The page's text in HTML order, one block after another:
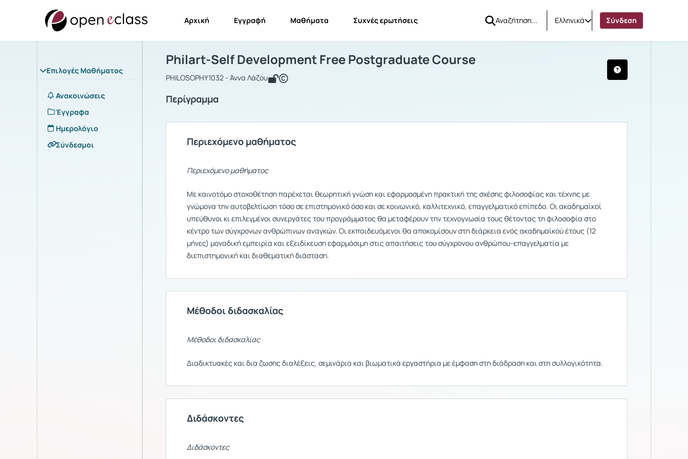
Αρχική Εγγραφή Μαθήματα Συχνές ερωτήσεις Ελληνικά Σύνδεση
Επιλογές Μαθήματος
Ανακοινώσεις
Έγγραφα
Ημερολόγιο
Σύνδεσμοι
Περίγραμμα
Μάθημα : Philart-Self Development Free Postgraduate Course
Philart-Self Development Free Postgraduate Course
PHILOSOPHY1032 - Άννα Λάζου
Περίγραμμα
Περιεχόμενο μαθήματος
Περιεχόμενο μαθήματος
Με καινοτόμο στοχοθέτηση παρέχεται θεωρητική γνώση και εφαρμοσμένη πρακτική της σχέσης φιλοσοφίας και τέχνης με
γνώμονα την αυτοβελτίωση τόσο σε επιστημονικό όσο και σε κοινωνικό, καλλιτεχνικό, επαγγελματικό επίπεδο. Οι ακαδημαϊκοί
υπεύθυνοι κι επιλεγμένοι συνεργάτες του προγράμματος θα μεταφέρουν την τεχνογνωσία τους θέτοντας τη φιλοσοφία στο
κέντρο των σύγχρονων ανθρώπινων αναγκών. Οι εκπαιδευόμενοι θα αποκομίσουν στη διάρκεια ενός ακαδημαϊκού έτους (12
μήνες) μοναδική εμπειρία και εξειδίκευση εφαρμόσιμη στις απαιτήσεις του σύγχρονου ανθρώπου-επαγγελματία με
διεπιστημονική και διαθεματική διάσταση.
Μέθοδοι διδασκαλίας
Μέθοδοι διδασκαλίας
Διαδικτυακές και δια ζωσης διαλέξεις, σεμινάρια και βιωματικά εργαστήρια με έμφαση στη διάδραση και στη συλλογικότητα.
Διδάσκοντες
Διδάσκοντες